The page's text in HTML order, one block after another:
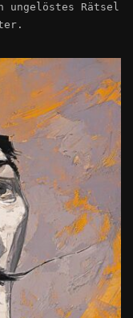
ungelöstes Rätsel